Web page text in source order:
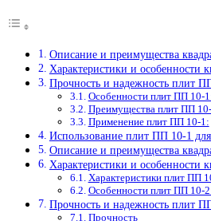
Описание и преимущества
Характеристики и особенности
Прочность и надежность плит
Особенности плит ПП 10-
Преимущества плит ПП
Применение плит ПП 10-1:
Использование плит ПП 10-1
Описание и преимущества
Характеристики и особенности
Характеристики плит ПП
Особенности плит ПП 10-
Прочность и надежность плит
Прочность